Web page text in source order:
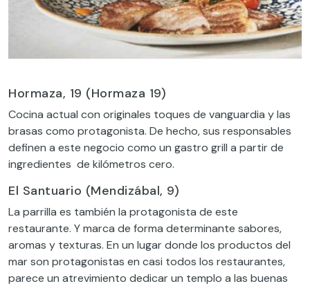
Hormaza, 19 (Hormaza 19)
Cocina actual con originales toques de vanguardia y las
brasas como protagonista. De hecho, sus responsables
definen a este negocio como un gastro grill a partir de
ingredientes de kilómetros cero.
El Santuario (Mendizábal, 9)
La parrilla es también la protagonista de este
restaurante. Y marca de forma determinante sabores,
aromas y texturas. En un lugar donde los productos del
mar son protagonistas en casi todos los restaurantes,
parece un atrevimiento dedicar un templo a las buenas